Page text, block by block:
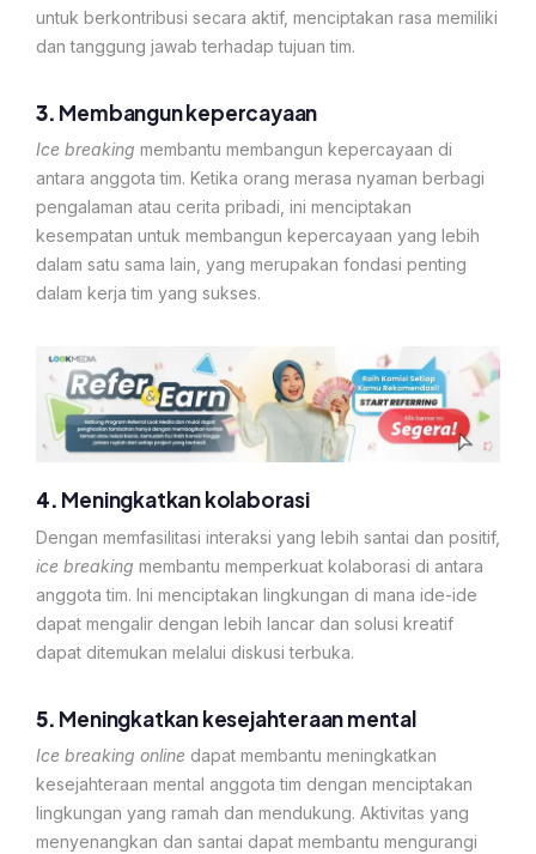
untuk berkontribusi secara aktif, menciptakan rasa memiliki
dan tanggung jawab terhadap tujuan tim.
3. Membangun kepercayaan
Ice breaking membantu membangun kepercayaan di
antara anggota tim. Ketika orang merasa nyaman berbagi
pengalaman atau cerita pribadi, ini menciptakan
kesempatan untuk membangun kepercayaan yang lebih
dalam satu sama lain, yang merupakan fondasi penting
dalam kerja tim yang sukses.
4. Meningkatkan kolaborasi
Dengan memfasilitasi interaksi yang lebih santai dan positif,
ice breaking membantu memperkuat kolaborasi di antara
anggota tim. Ini menciptakan lingkungan di mana ide-ide
dapat mengalir dengan lebih lancar dan solusi kreatif
dapat ditemukan melalui diskusi terbuka.
5. Meningkatkan kesejahteraan mental
Ice breaking online dapat membantu meningkatkan
kesejahteraan mental anggota tim dengan menciptakan
lingkungan yang ramah dan mendukung. Aktivitas yang
menyenangkan dan santai dapat membantu mengurangi